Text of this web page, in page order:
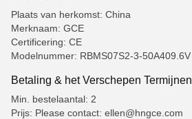
Plaats van herkomst: China
Merknaam: GCE
Certificering: CE
Modelnummer: RBMS07S2-3-50A409.6V
Betaling & het Verschepen Termijnen
Min. bestelaantal: 2
Prijs: Please contact: ellen@hngce.com